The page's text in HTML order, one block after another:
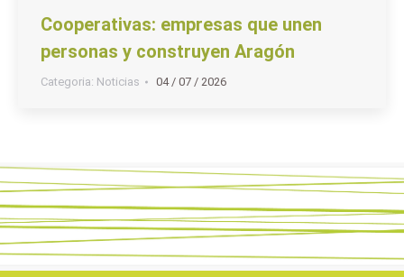
Cooperativas: empresas que unen
personas y construyen Aragón
Categoria: Noticias 04 / 07 / 2026